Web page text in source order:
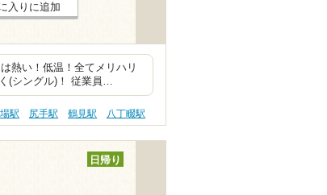
入りに追加
熱い！低温！全てメリハリ
(シングル)！ 従業員…
駅 尻手駅 鶴見駅 八丁畷駅
日帰り